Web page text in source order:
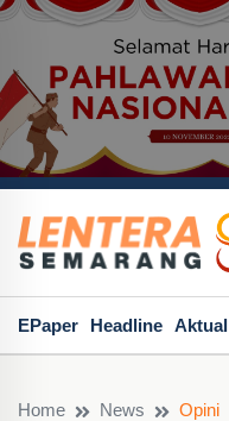
EPaper Headline Aktual
Home News Opini